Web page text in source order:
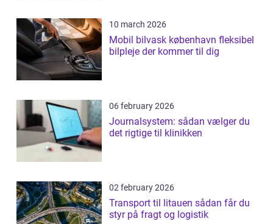
10 march 2026
Mobil bilvask københavn fleksibel
bilpleje der kommer til dig
06 february 2026
Journalsystem: sådan vælger du
det rigtige til klinikken
02 february 2026
Transport til litauen sådan får du
styr på fragt og logistik